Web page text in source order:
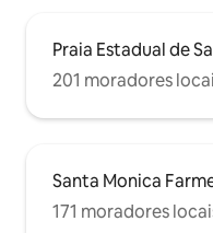
Praia Estadual de
201 moradores
Santa Monica
171 moradores